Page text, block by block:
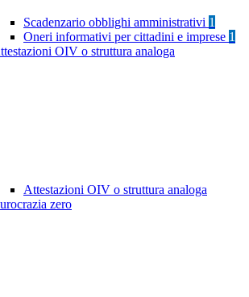
Scadenzario obblighi amministrativi 1
Oneri informativi per cittadini e imprese 1
OIV o struttura analoga
Attestazioni OIV o struttura analoga
zero